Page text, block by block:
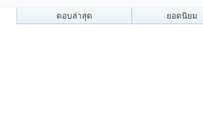
ตอบล่าสุด ยอดนิยม